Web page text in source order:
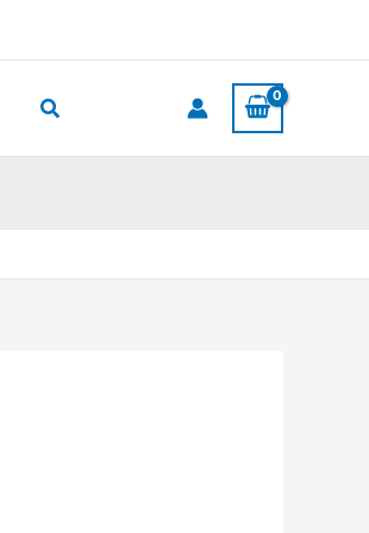
Zoeken